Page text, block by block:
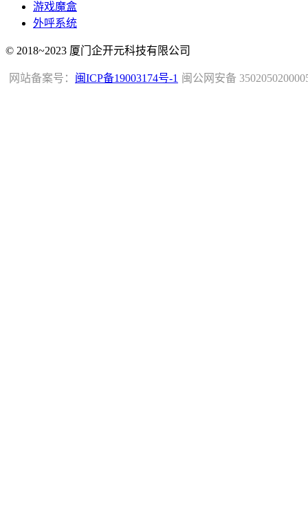
游戏魔盒
外呼系统
© 2018~2023 厦门企开元科技有限公司
闽公网安备
网站备案号： 闽ICP备19003174号-1